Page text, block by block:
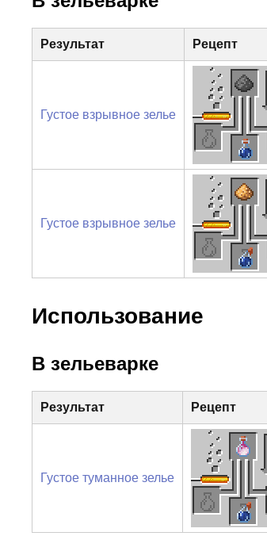
Результат Рецепт
Густое взрывное зелье
Густое взрывное зелье
Использование
В зельеварке
Результат Рецепт
Густое туманное зелье